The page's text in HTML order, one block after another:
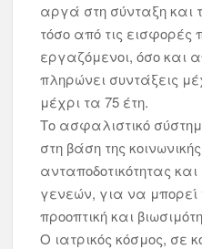
αργά στη σύνταξη και
τόσο από τις
εργαζόμενοι, όσο και
πληρώνει συντάξεις
μέχρι τα 75 έτη.
Το ασφαλιστικό
στη βάση της
ανταποδοτικότητας
γενεών, για να
προοπτική και
Ο ιατρικός κόσμος, σε